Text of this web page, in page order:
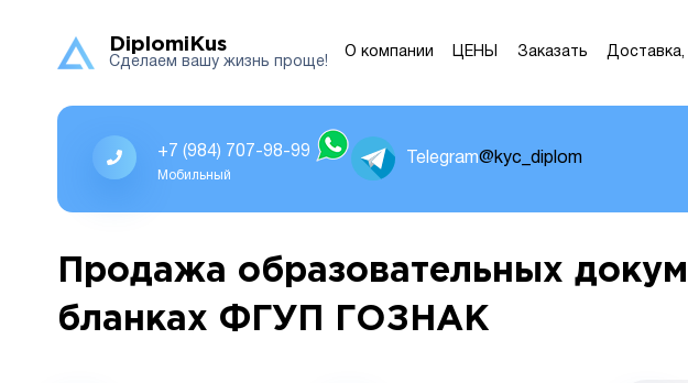
DiplomiKus
Сделаем вашу жизнь проще!
О компании ЦЕНЫ Заказать Доставка,
+7 (984) 707-98-99
Мобильный
Telegram@kyc_diplom
Продажа образовательных
бланках ФГУП ГОЗНАК